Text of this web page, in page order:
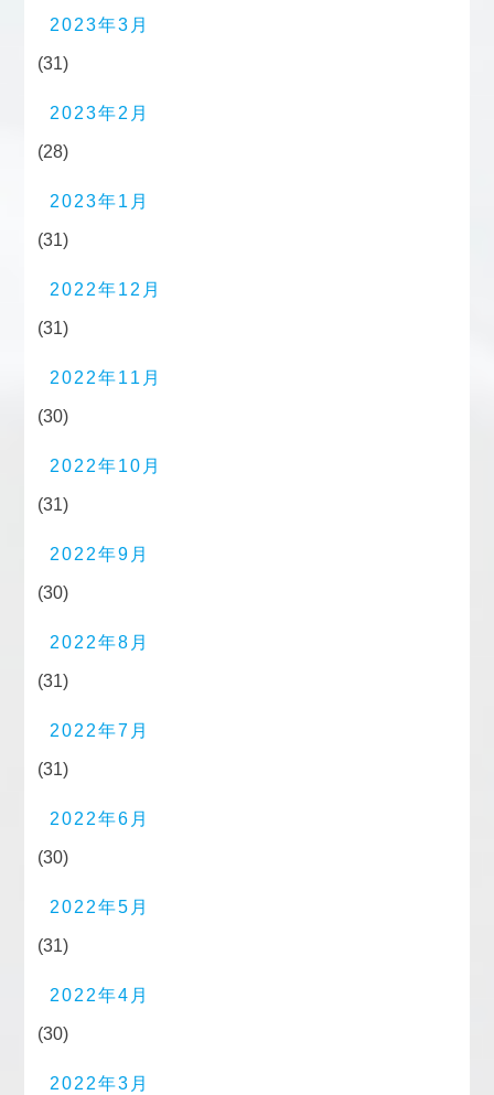
2023年3月
(31)
2023年2月
(28)
2023年1月
(31)
2022年12月
(31)
2022年11月
(30)
2022年10月
(31)
2022年9月
(30)
2022年8月
(31)
2022年7月
(31)
2022年6月
(30)
2022年5月
(31)
2022年4月
(30)
2022年3月